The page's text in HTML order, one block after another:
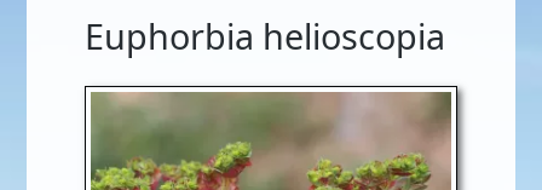
Euphorbia helioscopia